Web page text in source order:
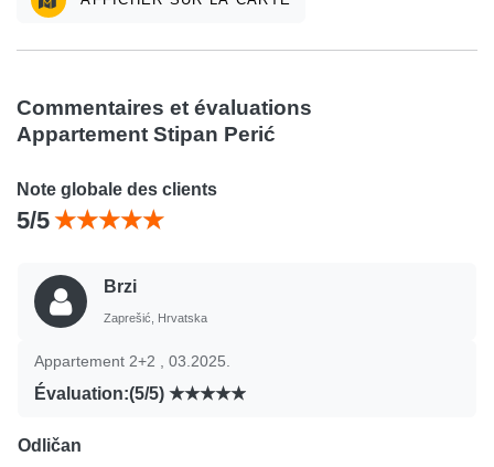
Commentaires et évaluations
Appartement Stipan Perić
Note globale des clients
5/5
Brzi
Zaprešić, Hrvatska
Appartement 2+2 , 03.2025.
Évaluation:(5/5)
Odličan